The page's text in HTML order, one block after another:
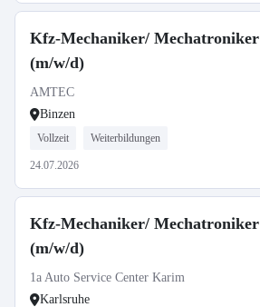
Kfz-Mechaniker/ Mechatroniker
(m/w/d)
AMTEC
Binzen
Vollzeit Weiterbildungen
24.07.2026
Kfz-Mechaniker/ Mechatroniker
(m/w/d)
1a Auto Service Center Karim
Karlsruhe